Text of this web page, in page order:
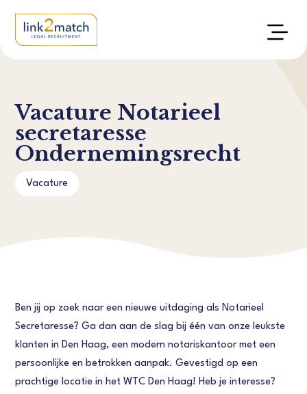
Vacature Notarieel
secretaresse
Ondernemingsrecht
Vacature
Ben jij op zoek naar een nieuwe uitdaging als Notarieel
Secretaresse? Ga dan aan de slag bij één van onze leukste
klanten in Den Haag, een modern notariskantoor met een
persoonlijke en betrokken aanpak. Gevestigd op een
prachtige locatie in het WTC Den Haag! Heb je interesse?